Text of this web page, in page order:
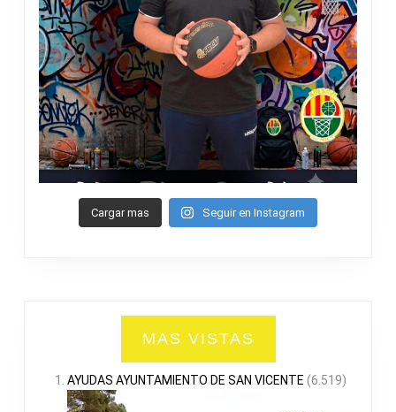
Cargar mas Seguir en Instagram
MAS VISTAS
AYUDAS AYUNTAMIENTO DE SAN VICENTE (6.519)